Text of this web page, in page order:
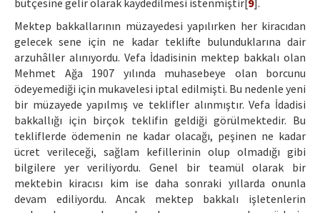
bütçesine gelir olarak kaydedilmesi istenmiştir[9].
Mektep bakkallarının müzayedesi yapılırken her kiracıdan
gelecek sene için ne kadar teklifte bulunduklarına dair
arzuhâller alınıyordu. Vefa İdadisinin mektep bakkalı olan
Mehmet Ağa 1907 yılında muhasebeye olan borcunu
ödeyemediği için mukavelesi iptal edilmişti. Bu nedenle yeni
bir müzayede yapılmış ve teklifler alınmıştır. Vefa İdadisi
bakkallığı için birçok teklifin geldiği görülmektedir. Bu
tekliflerde ödemenin ne kadar olacağı, peşinen ne kadar
ücret verileceği, sağlam kefillerinin olup olmadığı gibi
bilgilere yer veriliyordu. Genel bir teamül olarak bir
mektebin kiracısı kim ise daha sonraki yıllarda onunla
devam ediliyordu. Ancak mektep bakkalı işletenlerin